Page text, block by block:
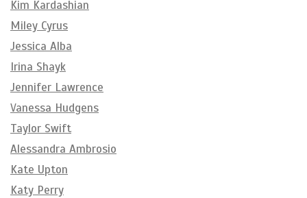
Kim Kardashian
Miley Cyrus
Jessica Alba
Irina Shayk
Jennifer Lawrence
Vanessa Hudgens
Taylor Swift
Alessandra Ambrosio
Kate Upton
Katy Perry